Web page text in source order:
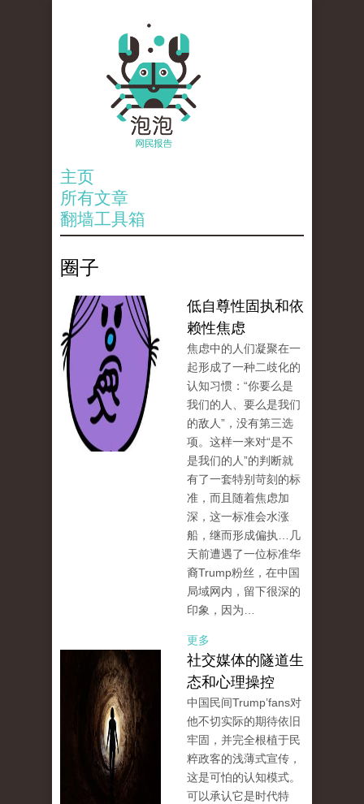
主页
所有文章
翻墙工具箱
圈子
低自尊性固执和依
赖性焦虑
焦虑中的人们凝聚在一
起形成了一种二歧化的
认知习惯：“你要么是
我们的人、要么是我们
的敌人”，没有第三选
项。这样一来对“是不
是我们的人”的判断就
有了一套特别苛刻的标
准，而且随着焦虑加
深，这一标准会水涨
船，继而形成偏执…几
天前遭遇了一位标准华
裔Trump粉丝，在中国
局域网内，留下很深的
印象，因为…
更多
社交媒体的隧道生
态和心理操控
中国民间Trump’fans对
他不切实际的期待依旧
牢固，并完全根植于民
粹政客的浅薄式宣传，
这是可怕的认知模式。
可以承认它是时代特